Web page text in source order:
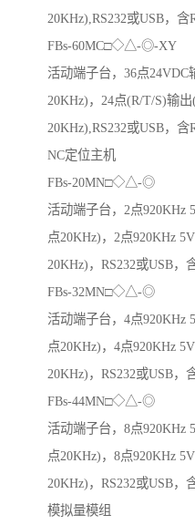
20KHz),RS232或USB，含
FBs-60MC□◇△-◎-XY
活动端子台，36点24VDC
20KHz)，24点(R/T/S)输
20KHz),RS232或USB，含
NC定位主机
FBs-20MN□◇△-◎
活动端子台，2点920KHz
点20KHz)，2点920KHz
20KHz)，RS232或USB，
FBs-32MN□◇△-◎
活动端子台，4点920KHz
点20KHz)，4点920KHz
20KHz)，RS232或USB，
FBs-44MN□◇△-◎
活动端子台，8点920KHz
点20KHz)，8点920KHz
20KHz)，RS232或USB，
模拟量模组